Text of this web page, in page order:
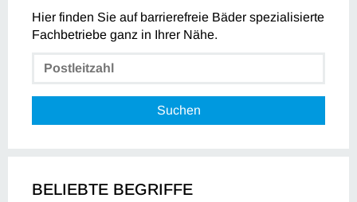
Hier finden Sie auf barrierefreie Bäder spezialisierte
Fachbetriebe ganz in Ihrer Nähe.
Suchen
BELIEBTE BEGRIFFE